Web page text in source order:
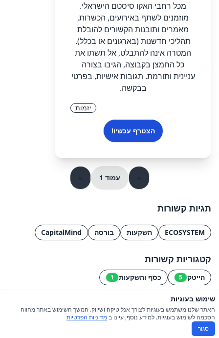
מכל רחבי האקו סיסטם הישראלי.
מוזמנים לשתף באירועים, הכשרות,
מאמרים ותובנות הקשורים להובלת
תהליכי חדשנות (בארגונים או בכלל).
המטרה אינה להתבלט, אל תשתו את
כל החמצן בקבוצה, הגיבו בצורה
עניינית ותורמת. תגובות אישיות, בפרטי
בבקשה.
יזמות
הצטרף עכשיו!
עמוד 1
תגיות קשורות
ECOSYSTEM השקעות בורסה CapitalMind
קטגוריות קשורות
הייטק 5 כסף והשקעות 1
© 2026 כל הזכויות שמורות ל-iGroupsIL
שימוש בעוגיות
האתר שלנו משתמש בעוגיות לצורך אנליטיקה ושיווק. המשך השימוש באתר מהווה
הסכמה לשימוש בעוגיות. למידע נוסף, עיינו במדיניות הפרטיות
סגור